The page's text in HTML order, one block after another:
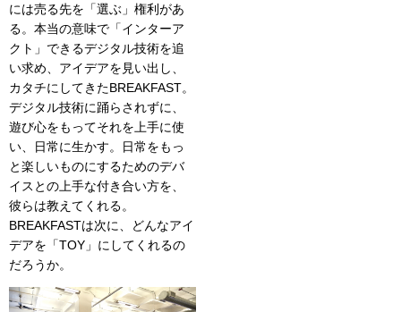
には売る先を「選ぶ」権利があ
る。本当の意味で「インターア
クト」できるデジタル技術を追
い求め、アイデアを見い出し、
カタチにしてきたBREAKFAST。
デジタル技術に踊らされずに、
遊び心をもってそれを上手に使
い、日常に生かす。日常をもっ
と楽しいものにするためのデバ
イスとの上手な付き合い方を、
彼らは教えてくれる。
BREAKFASTは次に、どんなアイ
デアを「TOY」にしてくれるの
だろうか。